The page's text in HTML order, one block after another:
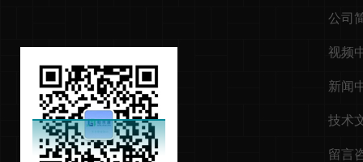
公司
视频
新闻
技术
留言